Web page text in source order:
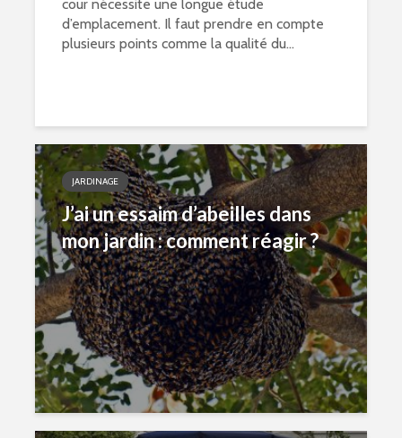
cour nécessite une longue étude
d’emplacement. Il faut prendre en compte
plusieurs points comme la qualité du...
JARDINAGE
J’ai un essaim d’abeilles dans
mon jardin : comment réagir ?